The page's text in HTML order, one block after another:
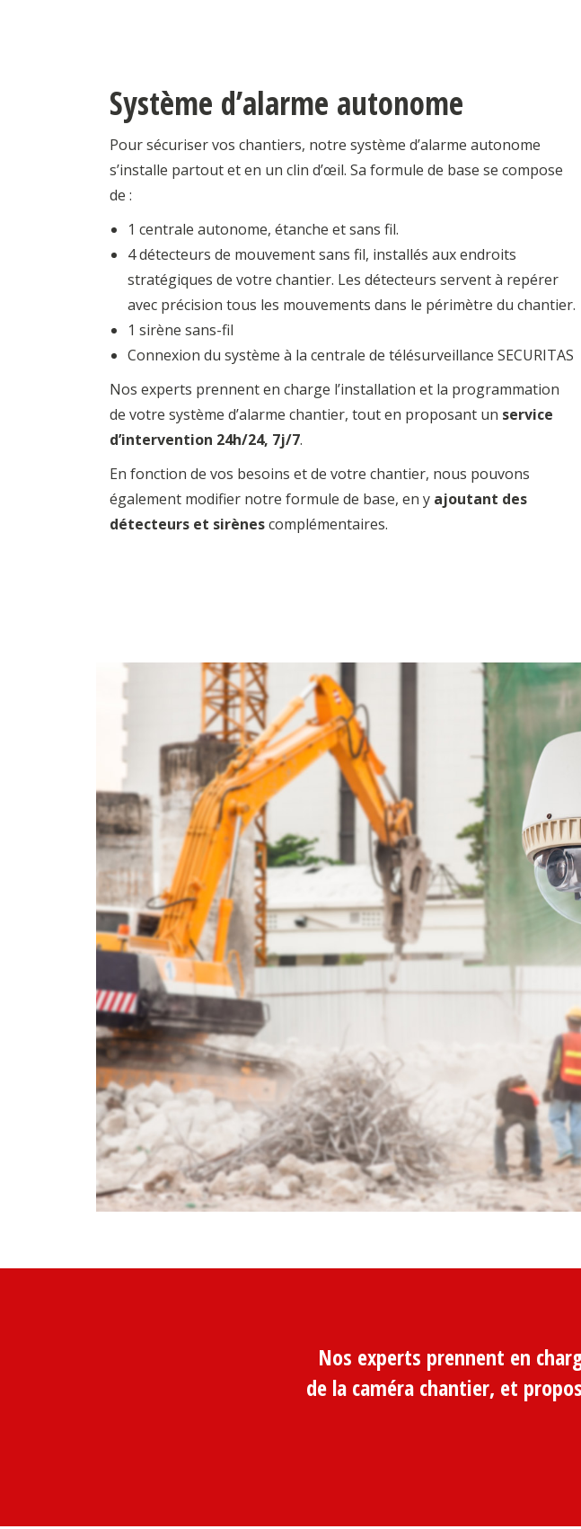
Système d’alarme autonome
Pour sécuriser vos chantiers, notre système d’alarme autonome
s’installe partout et en un clin d’œil. Sa formule de base se compose
de :
1 centrale autonome, étanche et sans fil.
4 détecteurs de mouvement sans fil, installés aux endroits
stratégiques de votre chantier. Les détecteurs servent à repérer
avec précision tous les mouvements dans le périmètre du chantier.
1 sirène sans-fil
Connexion du système à la centrale de télésurveillance SECURITAS
Nos experts prennent en charge l’installation et la programmation
de votre système d’alarme chantier, tout en proposant un service
d’intervention 24h/24, 7j/7.
En fonction de vos besoins et de votre chantier, nous pouvons
également modifier notre formule de base, en y ajoutant des
détecteurs et sirènescomplémentaires.
Nos experts prennent en
de la caméra chantier, et